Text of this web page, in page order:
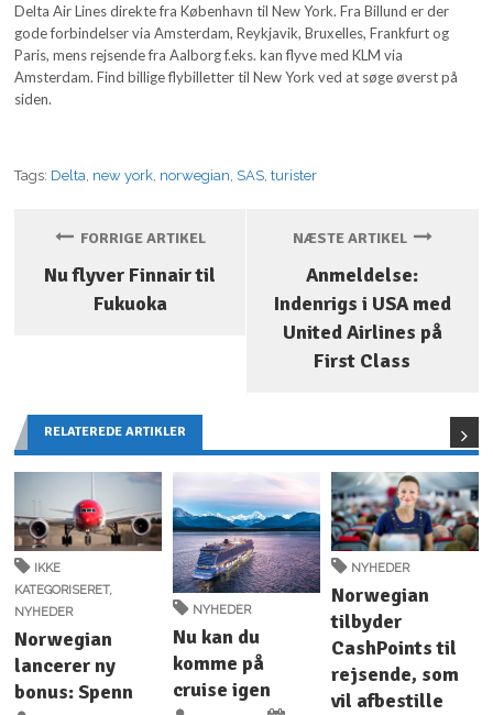
Delta Air Lines direkte fra København til New York. Fra Billund er der
gode forbindelser via Amsterdam, Reykjavik, Bruxelles, Frankfurt og
Paris, mens rejsende fra Aalborg f.eks. kan flyve med KLM via
Amsterdam. Find billige flybilletter til New York ved at søge øverst på
siden.
Tags: Delta new york norwegian SAS ,turister
FORRIGE ARTIKEL
Nu flyver Finnair til
Fukuoka
NÆSTE ARTIKEL
Anmeldelse:
Indenrigs i USA med
United Airlines på
First Class
RELATEREDE ARTIKLER
IKKE
KATEGORISERET,
NYHEDER
Norwegian
lancerer ny
bonus: Spenn
NYHEDER
Nu kan du
komme på
cruise igen
NYHEDER
Norwegian
tilbyder
CashPoints til
rejsende, som
vil afbestille